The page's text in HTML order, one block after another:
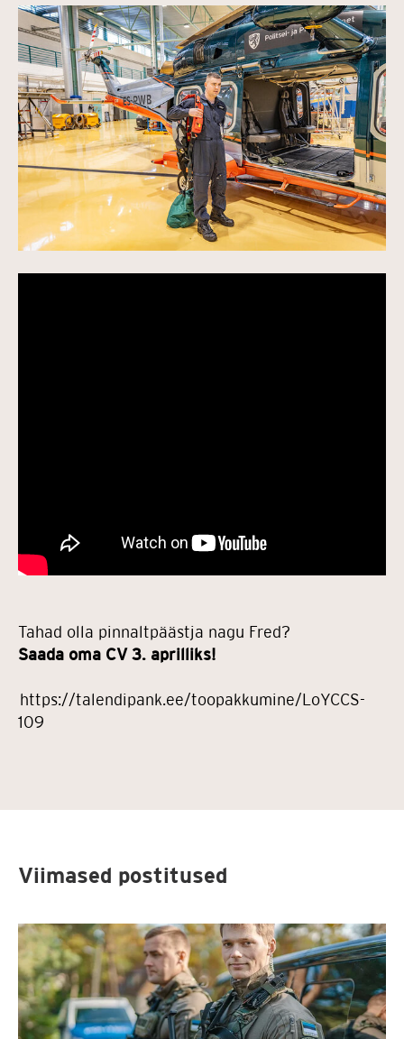
Tahad olla pinnaltpäästja nagu Fred?
Saada oma CV 3. aprilliks!
https://talendipank.ee/toopakkumine/LoYCCS-
109
Viimased postitused